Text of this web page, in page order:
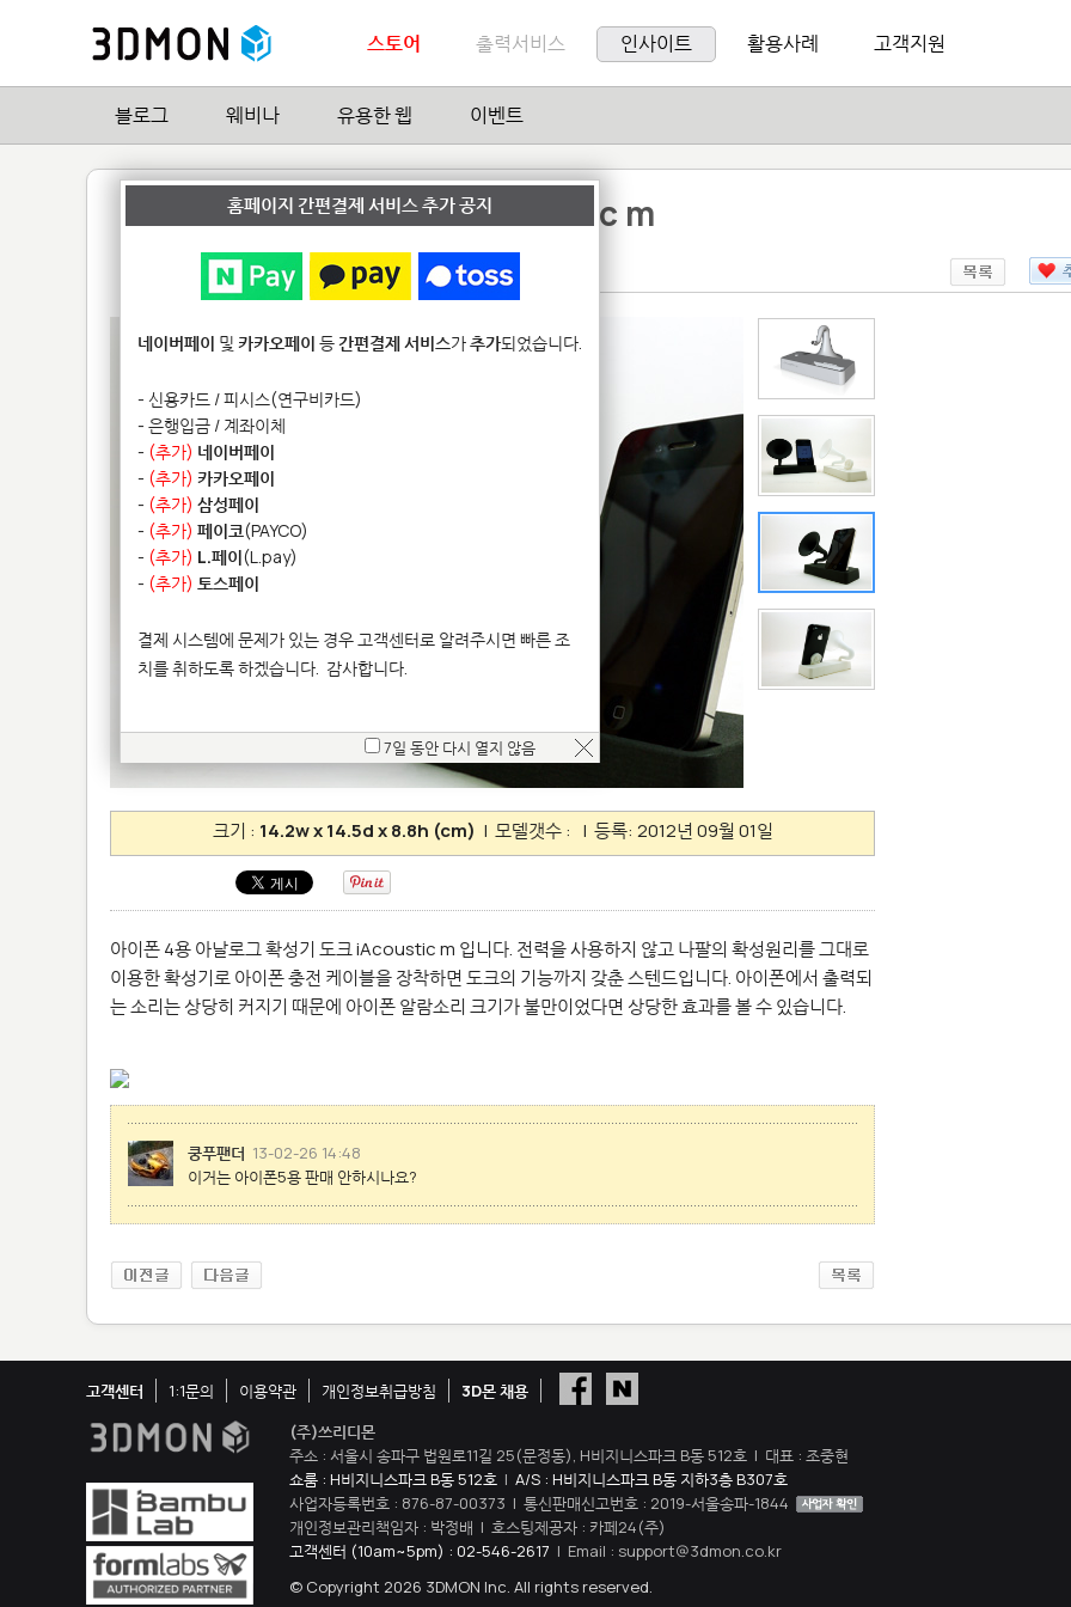
스토어 출력서비스 인사이트 활용사례 고객지원
블로그 웨비나 유용한 웹 이벤트
아이폰4 확성기 iAcoustic m
by에이바이트 4| Hit15,257
크기 : 14.2w x 14.5d x 8.8h (cm) | 모델갯수 : | 등록: 2012년 09월 01일
아이폰 4용 아날로그 확성기 도크 iAcoustic m 입니다. 전력을 사용하지 않고 나팔의 확성원리를 그대로
이용한 확성기로 아이폰 충전 케이블을 장착하면 도크의 기능까지 갖춘 스텐드입니다. 아이폰에서 출력되
는 소리는 상당히 커지기 때문에 아이폰 알람소리 크기가 불만이었다면 상당한 효과를 볼 수 있습니다.
쿵푸팬더 13-02-26 14:48
이거는 아이폰5용 판매 안하시나요?
고객센터 1:1문의 이용약관 개인정보취급방침
3D몬 채용
(주)쓰리디몬
주소 : 서울시 송파구 법원로11길 25(문정동), H비지니스파크 B동 512호 | 대표 : 조중현
쇼룸 : H비지니스파크 B동 512호 | A/S : H비지니스파크 B동 지하3층 B307호
사업자등록번호 : 876-87-00373 | 통신판매신고번호 : 2019-서울송파-1844
개인정보관리책임자 : 박정배 | 호스팅제공자 : 카페24(주)
고객센터 (10am~5pm) : 02-546-2617 | Email : support@3dmon.co.kr
© Copyright 2026 3DMON Inc. All rights reserved.
홈페이지 간편결제 서비스 추가 공지
네이버페이 및 카카오페이 등간편결제 서비스가추가되었습니다.
- 신용카드 / 피시스(연구비카드)
- 은행입금 / 계좌이체
- (추가) 네이버페이
- (추가) 카카오페이
- (추가) 삼성페이
- (추가) 페이코(PAYCO)
- (추가) L.페이(L.pay)
- (추가) 토스페이
결제 시스템에 문제가 있는 경우 고객센터로 알려주시면 빠른 조
치를 취하도록 하겠습니다. 감사합니다.
7일 동안 다시 열지 않음